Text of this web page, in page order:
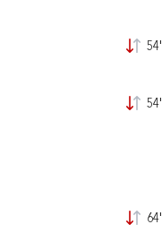
54'
54'
64'